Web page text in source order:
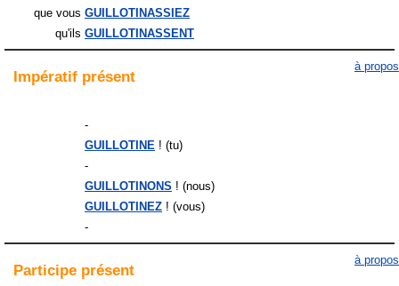
que vous GUILLOTINASSIEZ
qu'ils GUILLOTINASSENT
Impératif présent
à propos
-
GUILLOTINE ! (tu)
-
GUILLOTINONS ! (nous)
GUILLOTINEZ ! (vous)
-
Participe présent
à propos